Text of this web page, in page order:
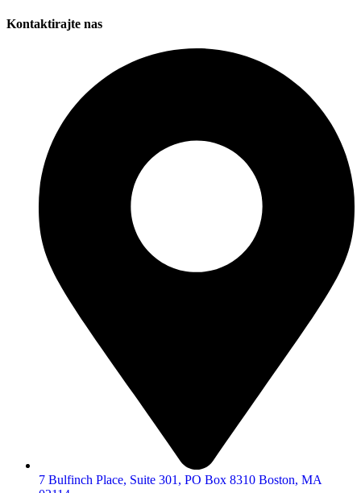
Kontaktirajte nas
7 Bulfinch Place, Suite 301, PO Box 8310 Boston, MA